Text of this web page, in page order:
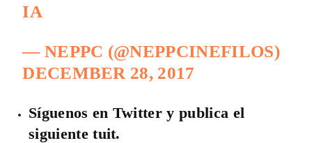
IA
— NEPPC (@NEPPCINEFILOS)
DECEMBER 28, 2017
Síguenos en Twitter y publica el
siguiente tuit.